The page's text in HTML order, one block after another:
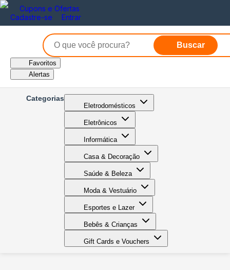
Cupons e Ofertas
Cadastre-se
Entrar
Buscar
Favoritos
Alertas
Categorias
Eletrodomésticos
Eletrônicos
Informática
Casa & Decoração
Saúde & Beleza
Moda & Vestuário
Esportes e Lazer
Bebês & Crianças
Gift Cards e Vouchers